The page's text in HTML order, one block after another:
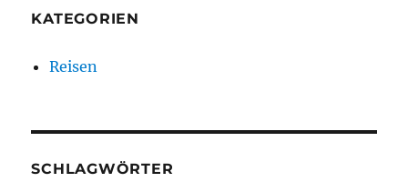
KATEGORIEN
Reisen
SCHLAGWÖRTER